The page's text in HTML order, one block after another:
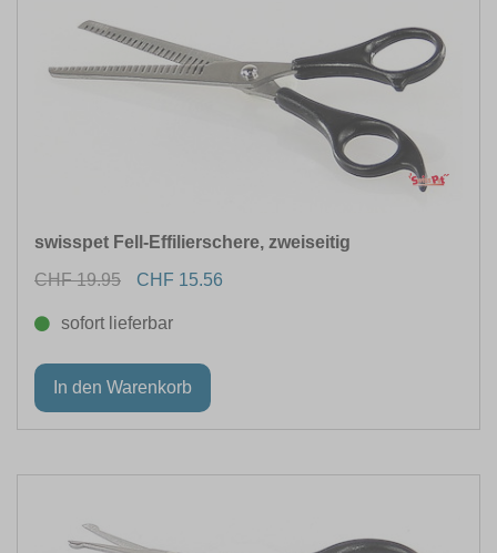
swisspet Fell-Effilierschere, zweiseitig
CHF 19.95
CHF 15.56
sofort lieferbar